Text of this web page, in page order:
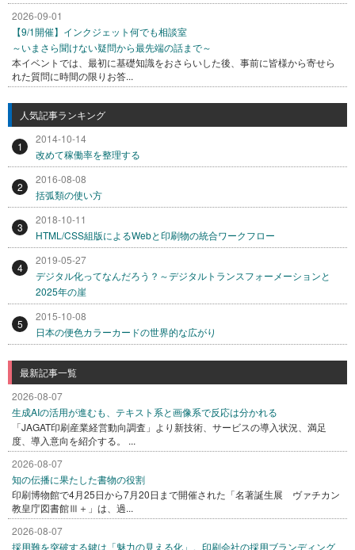
2026-09-01
【9/1開催】インクジェット何でも相談室
～いまさら聞けない疑問から最先端の話まで～
本イベントでは、最初に基礎知識をおさらいした後、事前に皆様から寄せら
れた質問に時間の限りお答...
人気記事ランキング
1
2014-10-14
改めて稼働率を整理する
2
2016-08-08
括弧類の使い方
3
2018-10-11
HTML/CSS組版によるWebと印刷物の統合ワークフロー
4
2019-05-27
デジタル化ってなんだろう？～デジタルトランスフォーメーションと
2025年の崖
5
2015-10-08
日本の便色カラーカードの世界的な広がり
最新記事一覧
2026-08-07
生成AIの活用が進むも、テキスト系と画像系で反応は分かれる
「JAGAT印刷産業経営動向調査」より新技術、サービスの導入状況、満足
度、導入意向を紹介する。 ...
2026-08-07
知の伝播に果たした書物の役割
印刷博物館で4月25日から7月20日まで開催された「名著誕生展 ヴァチカン
教皇庁図書館Ⅲ＋」は、過...
2026-08-07
採用難を突破する鍵は「魅力の見える化」。印刷会社の採用ブランディング